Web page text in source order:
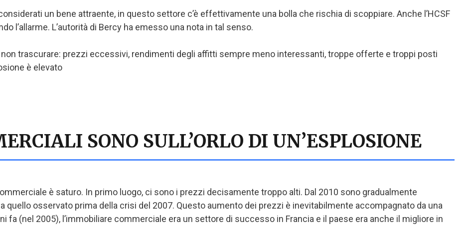
un bene attraente, in questo settore c’è effettivamente una bolla che rischia di scoppiare. Anche l’HCSF
l’allarme. L’autorità di Bercy ha emesso una nota in tal senso.
trascurare: prezzi eccessivi, rendimenti degli affitti sempre meno interessanti, troppe offerte e troppi posti
è elevato
SONO SULL’ORLO DI UN’ESPLOSIONE
è saturo. In primo luogo, ci sono i prezzi decisamente troppo alti. Dal 2010 sono gradualmente
quello osservato prima della crisi del 2007. Questo aumento dei prezzi è inevitabilmente accompagnato da una
fa (nel 2005), l’immobiliare commerciale era un settore di successo in Francia e il paese era anche il migliore in